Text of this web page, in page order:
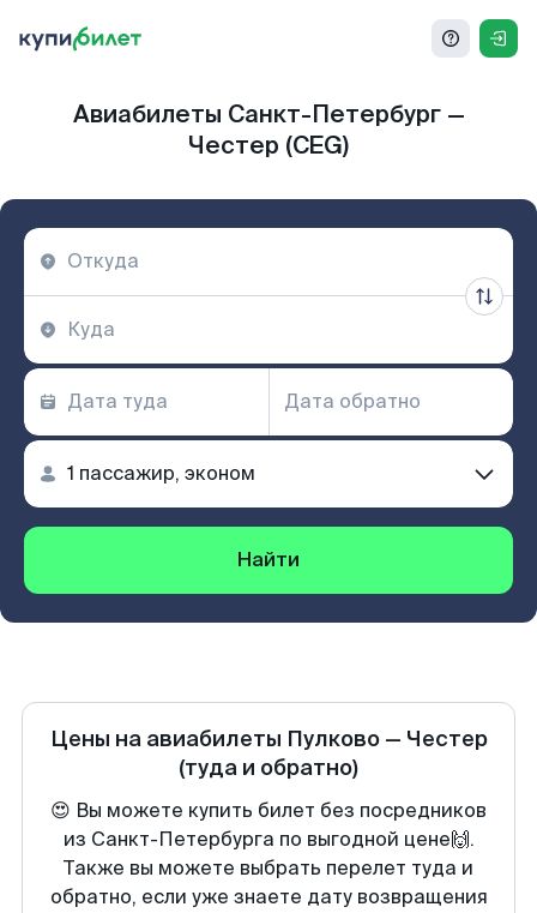
Авиабилеты Санкт-Петербург —
Честер (CEG)
Найти
Цены на авиабилеты Пулково— Честер
(туда и обратно)
😍 Вы можете купить билет без посредников
из Санкт-Петербурга по выгодной цене🙌.
Также вы можете выбрать перелет туда и
обратно, если уже знаете дату возвращения